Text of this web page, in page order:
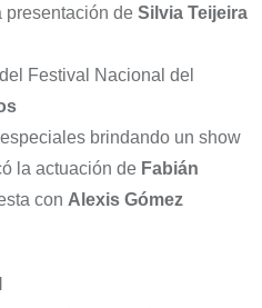
presentación de Silvia Teijeira
Festival Nacional del
brindando un show
la actuación de Fabián
con Alexis Gómez